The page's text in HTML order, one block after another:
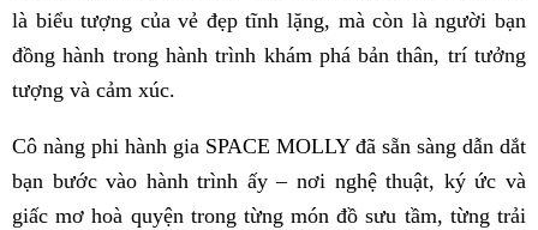
là biểu tượng của vẻ đẹp tĩnh lặng, mà còn là người bạn
đồng hành trong hành trình khám phá bản thân, trí tưởng
tượng và cảm xúc.
Cô nàng phi hành gia SPACE MOLLY đã sẵn sàng dẫn dắt
bạn bước vào hành trình ấy – nơi nghệ thuật, ký ức và
giấc mơ hoà quyện trong từng món đồ sưu tầm, từng trải